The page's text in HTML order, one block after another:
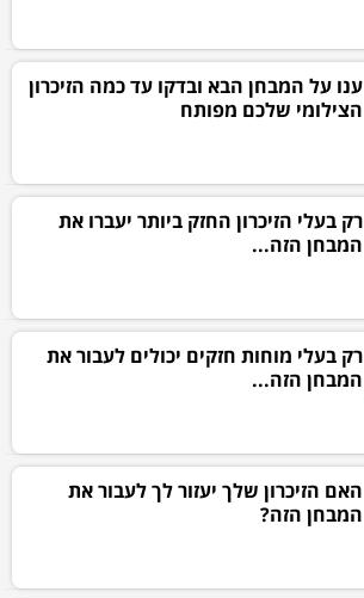
ענו על המבחן הבא ובדקו עד כמה הזיכרון
הצילומי שלכם מפותח
רק בעלי הזיכרון החזק ביותר יעברו את
המבחן הזה...
רק בעלי מוחות חזקים יכולים לעבור את
המבחן הזה...
האם הזיכרון שלך יעזור לך לעבור את
המבחן הזה?